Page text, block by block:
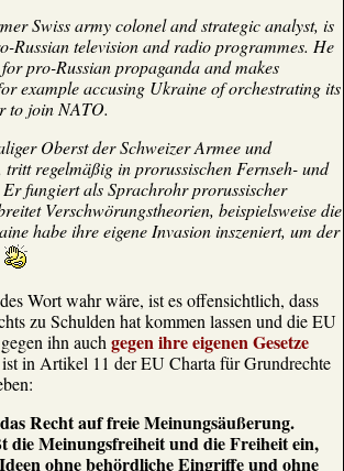
Swiss army colonel and strategic analyst, is
Russian television and radio programmes. He
pro-Russian propaganda and makes
example accusing Ukraine of orchestrating its
to join NATO.
Oberst der Schweizer Armee und
tritt regelmäßig in prorussischen Fernseh- und
Er fungiert als Sprachrohr prorussischer
Verschwörungstheorien, beispielsweise die
habe ihre eigene Invasion inszeniert, um der
Wort wahr wäre, ist es offensichtlich, dass
zu Schulden hat kommen lassen und die EU
ihn auch gegen ihre eigenen Gesetze
in Artikel 11 der EU Charta für Grundrechte
Recht auf freie Meinungsäußerung.
die Meinungsfreiheit und die Freiheit ein,
ohne behördliche Eingriffe und ohne